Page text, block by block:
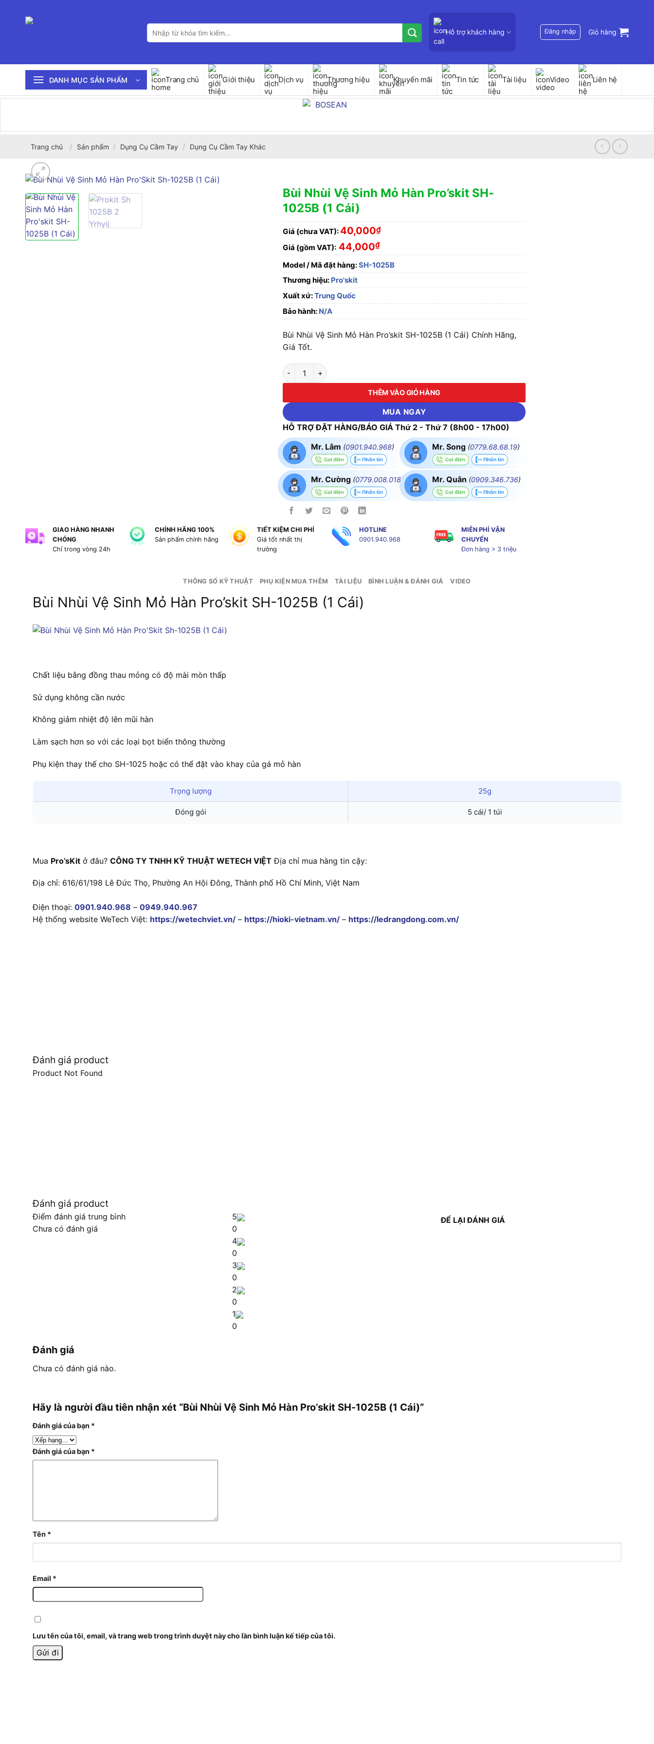
Tìm
kiếm:
Hỗ trợ khách hàng Đăng nhập Giỏ hàng
DANH MỤC SẢN PHẨM Trang chủ Giới thiệu Dịch vụ Thương hiệu Khuyến mãi Tin tức Tài liệu Video Liên hệ
Trang chủ / Sản phẩm / Dụng Cụ Cầm Tay / Dụng Cụ Cầm Tay Khác
Bùi Nhùi Vệ Sinh Mỏ Hàn Pro’skit SH-
1025B (1 Cái)
Giá (chưa VAT): 40,000₫
Giá (gồm VAT): 44,000₫
Model / Mã đặt hàng:SH-1025B
Thương hiệu: Pro'skit
Xuất xứ:Trung Quốc
Bảo hành: N/A
Bùi Nhùi Vệ Sinh Mỏ Hàn Pro’skit SH-1025B (1 Cái) Chính Hãng,
Giá Tốt.
Bùi Nhùi Vệ Sinh Mỏ Hàn Pro'skit SH-1025B (1 Cái) số lượng
THÊM VÀO GIỎ HÀNG
MUA NGAY
HỖ TRỢ ĐẶT HÀNG/BÁO GIÁ Thứ 2 - Thứ 7 (8h00 - 17h00)
Mr. Lâm (0901.940.968)
Mr. Cường (0779.008.018)
Mr. Song (0779.68.68.19)
Mr. Quân (0909.346.736)
GIAO HÀNG NHANH
CHÓNG
Chỉ trong vòng 24h
CHÍNH HÃNG 100%
Sản phẩm chính hãng
TIẾT KIỆM CHI PHÍ
Giá tốt nhất thị
trường
HOTLINE
0901.940.968
MIỄN PHÍ VẬN
CHUYỂN
Đơn hàng > 3 triệu
THÔNG SỐ KỸ THUẬT PHỤ KIỆN MUA THÊM TÀI LIỆU BÌNH LUẬN & ĐÁNH GIÁ VIDEO
Bùi Nhùi Vệ Sinh Mỏ Hàn Pro’skit SH-1025B (1 Cái)
Chất liệu bằng đồng thau mỏng có độ mài mòn thấp
Sử dụng không cần nước
Không giảm nhiệt độ lên mũi hàn
Làm sạch hơn so với các loại bọt biển thông thường
Phụ kiện thay thế cho SH-1025 hoặc có thể đặt vào khay của gá mỏ hàn
Trọng lượng 25g
Đóng gói 5 cái/ 1 túi
Mua Pro’sKit ở đâu? CÔNG TY TNHH KỸ THUẬT WETECH VIỆT Địa chỉ mua hàng tin cậy:
Địa chỉ: 616/61/198 Lê Đức Thọ, Phường An Hội Đông, Thành phố Hồ Chí Minh, Việt Nam
Điện thoại: 0901.940.968 – 0949.940.967
Hệ thống website WeTech Việt: https://wetechviet.vn/ – https://hioki-vietnam.vn/ – https://ledrangdong.com.vn/
Đánh giá product
Product Not Found
Đánh giá product
Điểm đánh giá trung bình
Chưa có đánh giá
5
0
4
0
3
0
2
0
1
0
ĐỂ LẠI ĐÁNH GIÁ
Đánh giá
Chưa có đánh giá nào.
Hãy là người đầu tiên nhận xét “Bùi Nhùi Vệ Sinh Mỏ Hàn Pro’skit SH-1025B (1 Cái)”
Đánh giá của bạn *
Đánh giá của bạn *
Tên *
Email *
Lưu tên của tôi, email, và trang web trong trình duyệt này cho lần bình luận kế tiếp của tôi.